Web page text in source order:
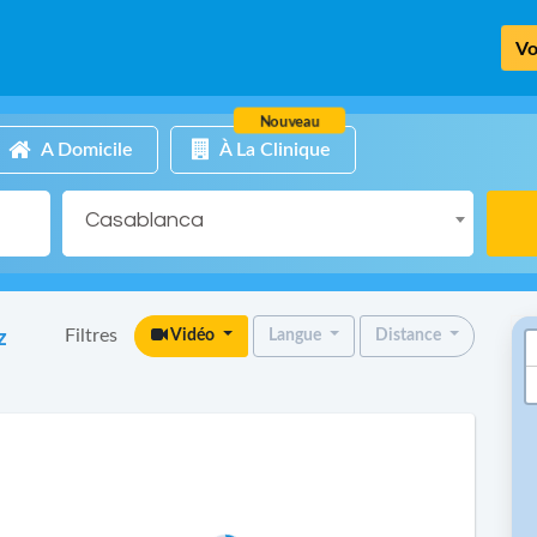
A Domicile À La Clinique
Nouveau
Casablanca
Filtres Vidéo Langue Distance